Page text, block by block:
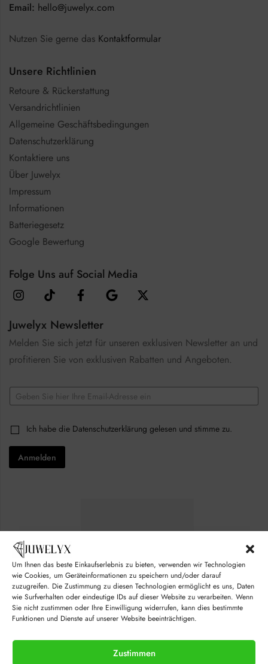
Um Ihnen das beste Einkaufserlebnis zu bieten, verwenden wir Technologien
wie Cookies, um Geräteinformationen zu speichern und/oder darauf
zuzugreifen. Die Zustimmung zu diesen Technologien ermöglicht es uns, Daten
wie Surfverhalten oder eindeutige IDs auf dieser Website zu verarbeiten. Wenn
Sie nicht zustimmen oder Ihre Einwilligung widerrufen, kann dies bestimmte
Funktionen und Dienste auf unserer Website beeinträchtigen.
Zustimmen
Email: hello@juwelyx.com
Nutzen Sie gerne das Kontaktformular
Unsere Richtlinien
Retoure & Rückerstattung
Versandrichtlinien
Allgemeine Geschäftsbedingungen
Datenschutzerklärung
Kontaktiere uns
Über Juwelyx
Impressum
Informationen
Batteriegesetz
Google Bewertung
Folge Uns auf Social Media
Juwelyx Newsletter
Melden Sie sich jetzt für unseren exklusiven Newsletter an und
profitieren Sie von exklusiven Rabatten und Angeboten.
*
E
m
lC
h
e
k
*
Ich habe die Datenschutzerklärung gelesen und stimme zu.
Anmelden